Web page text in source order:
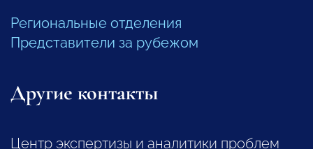
Региональные отделения
Представители за рубежом
Другие контакты
Центр экспертизы и аналитики проблем